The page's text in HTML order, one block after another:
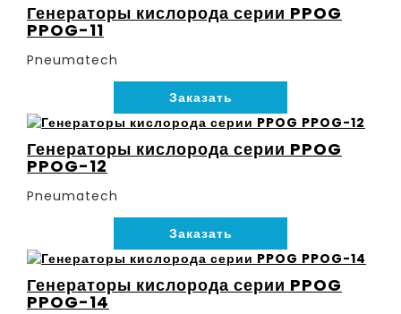
Генераторы кислорода серии PPOG
PPOG-11
Pneumatech
Заказать
Генераторы кислорода серии PPOG
PPOG-12
Pneumatech
Заказать
Генераторы кислорода серии PPOG
PPOG-14